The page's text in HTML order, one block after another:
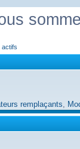
actifs
remplaçants